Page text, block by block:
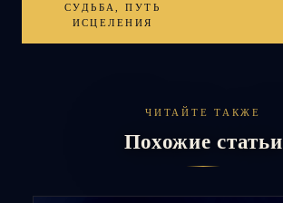
СУДЬБА, ПУТЬ
ИСЦЕЛЕНИЯ
ЧИТАЙТЕ ТАКЖЕ
Похожие статьи